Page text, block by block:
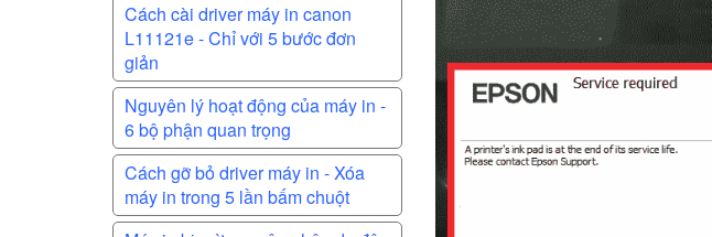
Cách cài driver máy in canon
L11121e - Chỉ với 5 bước đơn
giản
Nguyên lý hoạt động của máy in -
6 bộ phận quan trọng
Cách gỡ bỏ driver máy in - Xóa
máy in trong 5 lần bấm chuột